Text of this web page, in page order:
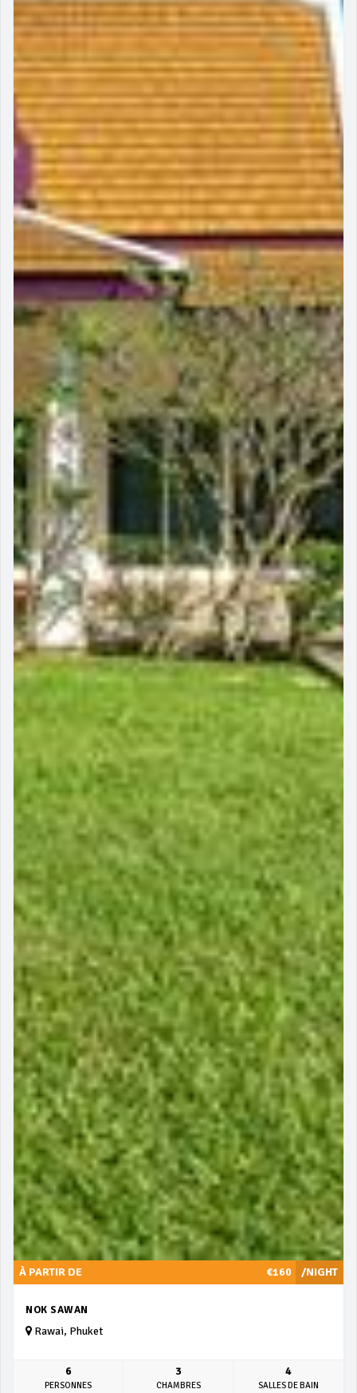
/NIGHT
À PARTIR DE €160
NOK SAWAN
Rawai, Phuket
6
PERSONNES
3
CHAMBRES
4
SALLES DE BAIN